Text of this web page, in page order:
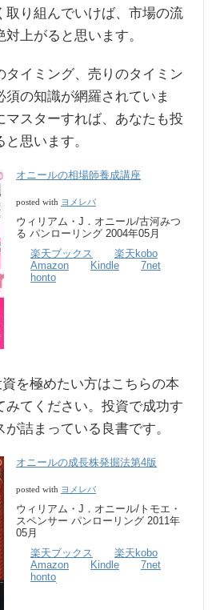
取り組んでいけば、市場の流
上がると思います。
タイミング、売りのタイミン
須の知識が網羅されていま
マスターすれば、あなたも投
思います。
オニールの相場師養成講座
posted with ヨメレバ
ウィリアム・J．オニール/古河みつ
る パンローリング 2004年05月
楽天ブックス
楽天kobo
Amazon
Kindle
7net
honto
を極めたい方はこちらの本
みてください。投資で成功す
詰まっている良書です。
オニールの成長株発掘法第4版
posted with ヨメレバ
ウィリアム・J．オニール/トモエ・
スペンサー パンローリング 2011年
05月
楽天ブックス
楽天kobo
Amazon
Kindle
7net
honto